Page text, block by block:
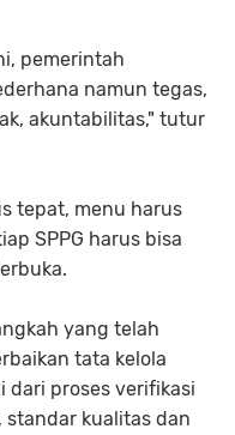
pemerintah
namun tegas,
akuntabilitas," tutur
tepat, menu harus
SPPG harus bisa
yang telah
tata kelola
dari proses verifikasi
kualitas dan